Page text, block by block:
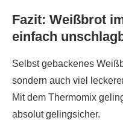
Fazit: Weißbrot
einfach
Selbst gebackenes
sondern auch viel
Mit dem Thermomix
absolut gelingsicher.